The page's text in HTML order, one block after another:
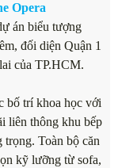
Opera
án biểu tượng
đối diện Quận 1
của TP.HCM.
bố trí khoa học với
liên thông khu bếp
trọng. Toàn bộ căn
kỹ lưỡng từ sofa,